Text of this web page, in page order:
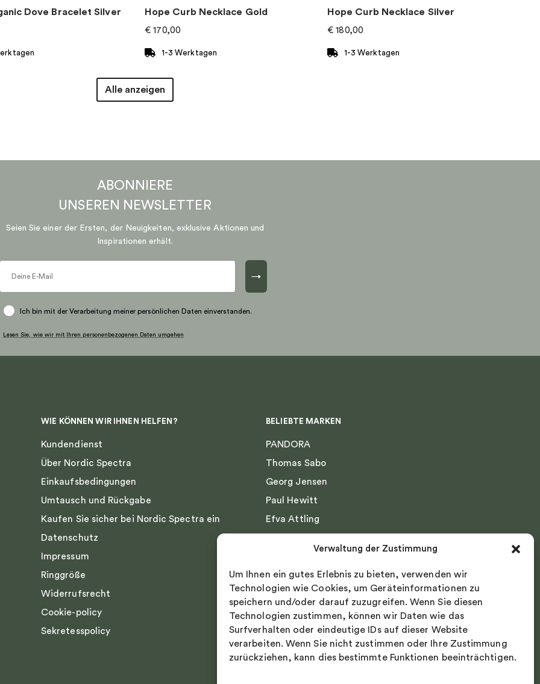
Verwaltung der Zustimmung
Um Ihnen ein gutes Erlebnis zu bieten, verwenden wir
Technologien wie Cookies, um Geräteinformationen zu
speichern und/oder darauf zuzugreifen. Wenn Sie diesen
Technologien zustimmen, können wir Daten wie das
Surfverhalten oder eindeutige IDs auf dieser Website
verarbeiten. Wenn Sie nicht zustimmen oder Ihre Zustimmung
zurückziehen, kann dies bestimmte Funktionen beeinträchtigen.
Dove Bracelet Silver Hope Curb Necklace Gold
€ 170,00
1-3 Werktagen
Hope Curb Necklace Silver
€ 180,00
1-3 Werktagen
Alle anzeigen
ABONNIERE
UNSEREN NEWSLETTER
Seien Sie einer der Ersten, der Neuigkeiten, exklusive Aktionen und
Inspirationen erhält.
→
Ich bin mit der Verarbeitung meiner persönlichen Daten einverstanden.
Lesen Sie, wie wir mit Ihren personenbezogenen Daten umgehen
WIE KÖNNEN WIR IHNEN HELFEN?
Kundendienst
Über Nordic Spectra
Einkaufsbedingungen
Umtausch und Rückgabe
Kaufen Sie sicher bei Nordic Spectra ein
Datenschutz
Impressum
Ringgröße
Widerrufsrecht
Cookie-policy
Sekretesspolicy
BELIEBTE MARKEN
PANDORA
Thomas Sabo
Georg Jensen
Paul Hewitt
Efva Attling
Nordic Spectra